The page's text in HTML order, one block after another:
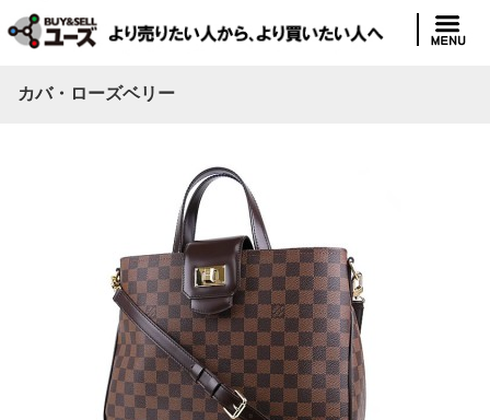
カバ・ローズベリー